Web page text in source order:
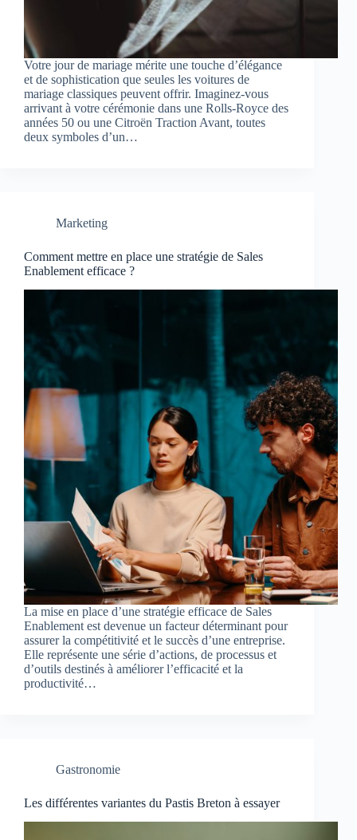
Votre jour de mariage mérite une touche d’élégance
et de sophistication que seules les voitures de
mariage classiques peuvent offrir. Imaginez-vous
arrivant à votre cérémonie dans une Rolls-Royce des
années 50 ou une Citroën Traction Avant, toutes
deux symboles d’un…
Marketing
Comment mettre en place une stratégie de Sales
Enablement efficace ?
La mise en place d’une stratégie efficace de Sales
Enablement est devenue un facteur déterminant pour
assurer la compétitivité et le succès d’une entreprise.
Elle représente une série d’actions, de processus et
d’outils destinés à améliorer l’efficacité et la
productivité…
Gastronomie
Les différentes variantes du Pastis Breton à essayer